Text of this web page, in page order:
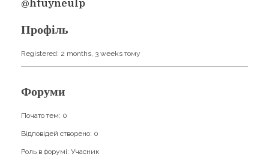
Бізнес допомога
Навчання
Карти Духів
@htuyneulp
Профіль
Registered: 2 months, 3 weeks тому
Форуми
Почато тем: 0
Відповідей створено: 0
Роль в форумі: Учасник